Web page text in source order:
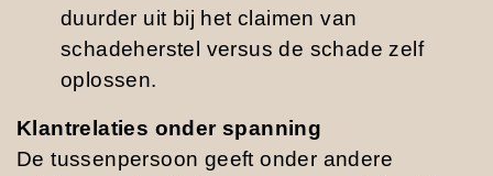
duurder uit bij het claimen van
schadeherstel versus de schade zelf
oplossen.
Klantrelaties onder spanning
De tussenpersoon geeft onder andere